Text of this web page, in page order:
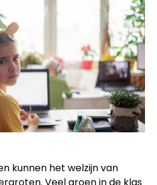
kunnen het welzijn van
Veel groen in de klas